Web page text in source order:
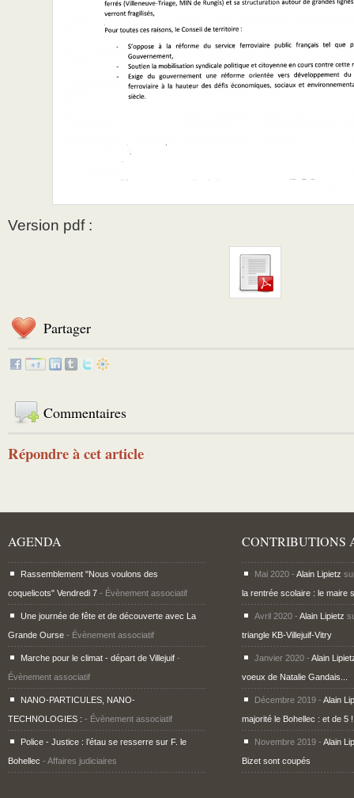
Version pdf :
Partager
Commentaires
Répondre à cet article
AGENDA
Rassemblement "Nous voulons des
coquelicots" Vendredi 7 - Évènement associatif
Une journée de fête et de découverte avec La
Grande Ourse - Évènement associatif
Marche pour le climat - départ de Villejuif -
Évènement associatif
NANO-PARTICULES, NANO-
TECHNOLOGIES : - Évènement associatif
Police - Justice : l’étau se resserre sur F. le
Bohellec - Affaires judiciaires
CONTRIBUTIONS
Mai 2020 - Alain Lipietz
la rentrée scolaire : le maire
Avril 2020 - Alain Lipietz
triangle KB-Villejuif-Vitry
Janvier 2020 - Alain
voeux de Natalie Gandais...
Décembre 2019 - Alain
majorité le Bohellec : et de 5 !
Novembre 2019 - Alain
Bizet sont coupés